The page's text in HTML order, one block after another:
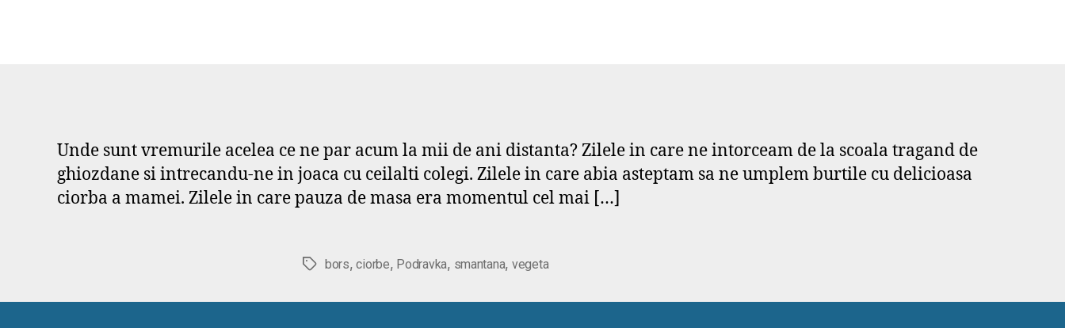
Unde sunt vremurile acelea ce ne par acum la mii de ani distanta? Zilele in care ne intorceam de la scoala tragand de
ghiozdane si intrecandu-ne in joaca cu ceilalti colegi. Zilele in care abia asteptam sa ne umplem burtile cu delicioasa
ciorba a mamei. Zilele in care pauza de masa era momentul cel mai […]
Etichete
bors,ciorbe, Podravka, smantana, vegeta